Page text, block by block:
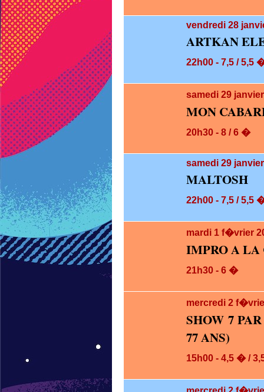
vendredi 28
ARTKAN
22h00 - 7,5 / 5,5
samedi 29
MON
20h30 - 8 / 6 �
samedi 29
MALTOSH
22h00 - 7,5 / 5,5
mardi 1 f�vrier
IMPRO A LA
21h30 - 6 �
mercredi 2
SHOW 7
77 ANS)
15h00 - 4,5 � /